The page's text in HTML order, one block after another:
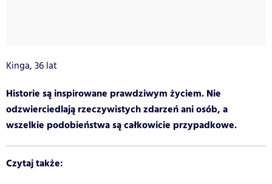
Kinga, 36 lat
Historie są inspirowane prawdziwym życiem. Nie
odzwierciedlają rzeczywistych zdarzeń ani osób, a
wszelkie podobieństwa są całkowicie przypadkowe.
Czytaj także: